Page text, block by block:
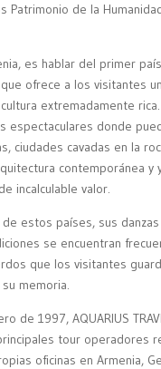
Patrimonio de la
es hablar del primer
ofrece a los visitantes
extremadamente
espectaculares donde
ciudades cavadas en la
contemporánea y
incalculable valor.
estos países, sus
se encuentran
que los visitantes
memoria.
de 1997, AQUARIUS
tour operadores
oficinas en Armenia,